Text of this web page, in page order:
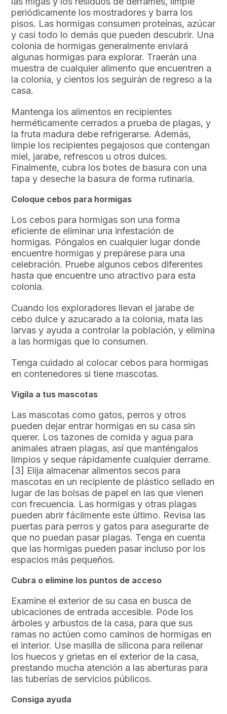
periódicamente los mostradores y barra los
pisos. Las hormigas consumen proteínas, azúcar
y casi todo lo demás que pueden descubrir. Una
colonia de hormigas generalmente enviará
algunas hormigas para explorar. Traerán una
muestra de cualquier alimento que encuentren a
la colonia, y cientos los seguirán de regreso a la
casa.
Mantenga los alimentos en recipientes
herméticamente cerrados a prueba de plagas, y
la fruta madura debe refrigerarse. Además,
limpie los recipientes pegajosos que contengan
miel, jarabe, refrescos u otros dulces.
Finalmente, cubra los botes de basura con una
tapa y deseche la basura de forma rutinaria.
Coloque cebos para hormigas
Los cebos para hormigas son una forma
eficiente de eliminar una infestación de
hormigas. Póngalos en cualquier lugar donde
encuentre hormigas y prepárese para una
celebración. Pruebe algunos cebos diferentes
hasta que encuentre uno atractivo para esta
colonia.
Cuando los exploradores llevan el jarabe de
cebo dulce y azucarado a la colonia, mata las
larvas y ayuda a controlar la población, y elimina
a las hormigas que lo consumen.
Tenga cuidado al colocar cebos para hormigas
en contenedores si tiene mascotas.
Vigila a tus mascotas
Las mascotas como gatos, perros y otros
pueden dejar entrar hormigas en su casa sin
querer. Los tazones de comida y agua para
animales atraen plagas, así que manténgalos
limpios y seque rápidamente cualquier derrame.
[3] Elija almacenar alimentos secos para
mascotas en un recipiente de plástico sellado en
lugar de las bolsas de papel en las que vienen
con frecuencia. Las hormigas y otras plagas
pueden abrir fácilmente este último. Revisa las
puertas para perros y gatos para asegurarte de
que no puedan pasar plagas. Tenga en cuenta
que las hormigas pueden pasar incluso por los
espacios más pequeños.
Cubra o elimine los puntos de acceso
Examine el exterior de su casa en busca de
ubicaciones de entrada accesible. Pode los
árboles y arbustos de la casa, para que sus
ramas no actúen como caminos de hormigas en
el interior. Use masilla de silicona para rellenar
los huecos y grietas en el exterior de la casa,
prestando mucha atención a las aberturas para
las tuberías de servicios públicos.
Consiga ayuda